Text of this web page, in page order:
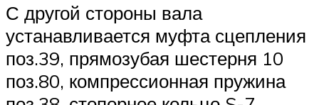
С другой стороны вала
устанавливается муфта сцепления
поз.39, прямозубая шестерня 10
поз.80, компрессионная пружина